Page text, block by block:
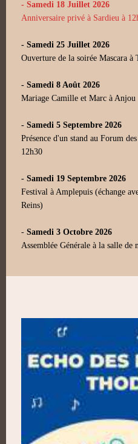
- Samedi 18 Juillet 2026
Anniversaire privé à Sardieu à
- Samedi 25 Juillet 2026
Ouverture de la soirée Mascara à
- Samedi 8 Août 2026
Mariage Camille et Marc à Anjou
- Samedi 5 Septembre 2026
Présence d'un stand au Forum
12h30
- Samedi 19 Septembre 2026
Festival à Amplepuis (échange
Reins)
- Samedi 3 Octobre 2026
Assemblée Générale à la salle de